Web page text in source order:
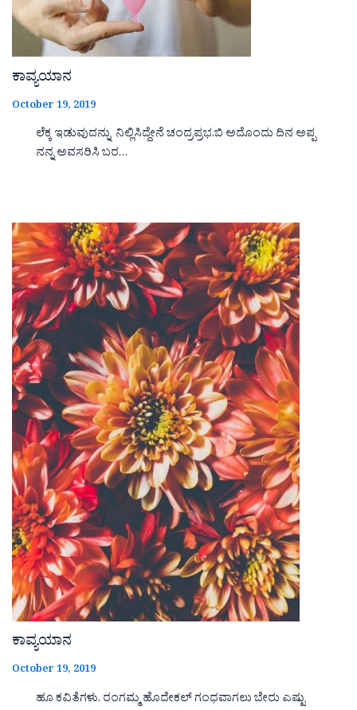
ಕಾವ್ಯಯಾನ
October 19, 2019
ಲೆಕ್ಕ ಇಡುವುದನ್ನು ನಿಲ್ಲಿಸಿದ್ದೇನೆ ಚಂದ್ರಪ್ರಭ.ಬಿ ಅದೊಂದು ದಿನ ಅಪ್ಪ
ನನ್ನ ಅವಸರಿಸಿ ಬರ…
ಕಾವ್ಯಯಾನ
October 19, 2019
ಹೂ ಕವಿತೆಗಳು. ರಂಗಮ್ಮ ಹೊದೇಕಲ್ ಗಂಧವಾಗಲು ಬೇರು ಎಷ್ಟು